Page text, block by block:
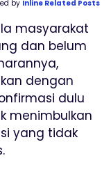
by Inline Related Posts
masyarakat
dan belum
dengan
dulu
menimbulkan
yang tidak